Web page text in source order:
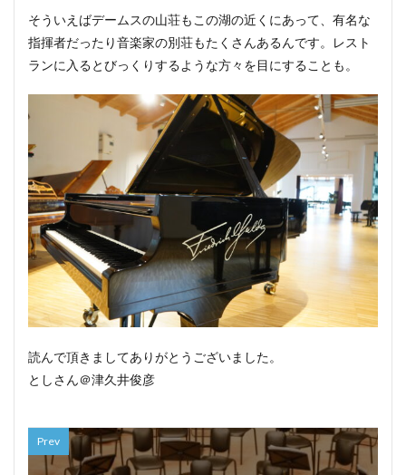
そういえばデームスの山荘もこの湖の近くにあって、有名な
指揮者だったり音楽家の別荘もたくさんあるんです。レスト
ランに入るとびっくりするような方々を目にすることも。
読んで頂きましてありがとうございました。
としさん＠津久井俊彦
Prev